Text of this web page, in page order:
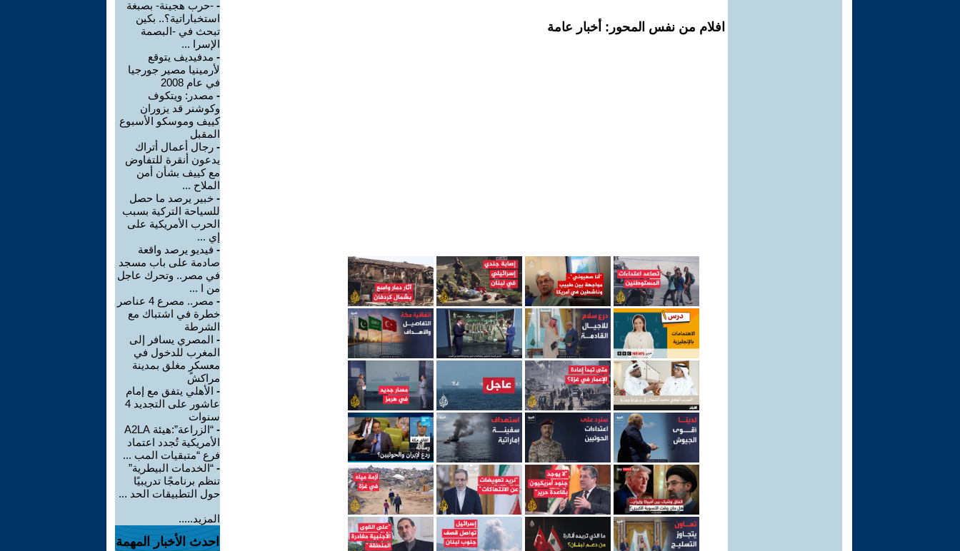
افلام من نفس المحور: أخبار عامة
- -حرب هجينة- بصبغة
استخباراتية؟.. بكين
تبحث في -البصمة
الإسرا ...
- مدفيديف يتوقع
لأرمينيا مصير جورجيا
في عام 2008
- مصدر: ويتكوف
وكوشنر قد يزوران
كييف وموسكو الأسبوع
المقبل
- رجال أعمال أتراك
يدعون أنقرة للتفاوض
مع كييف بشأن أمن
الملاح ...
- خبير يرصد ما حصل
للسياحة التركية بسبب
الحرب الأمريكية على
إي ...
- فيديو يرصد واقعة
صادمة على باب مسجد
في مصر.. وتحرك عاجل
من ا ...
-
مصر.. مصرع 4 عناصر
خطرة في اشتباك مع
الشرطة
- المصري يسافر إلى
المغرب للدخول في
معسكرٍ مغلق بمدينة
مراكش
- الأهلي يتفق مع إمام
عاشور على التجديد 4
سنوات
-
“الزراعة”:هيئة A2LA
الأمريكية تُجدد اعتماد
فرع “متبقيات المب ...
- “الخدمات البيطرية”
تنظم برنامجًا تدريبيًا
حول التطبيقات الحد ...
المزيد.....
احدث الأخبار المهمة